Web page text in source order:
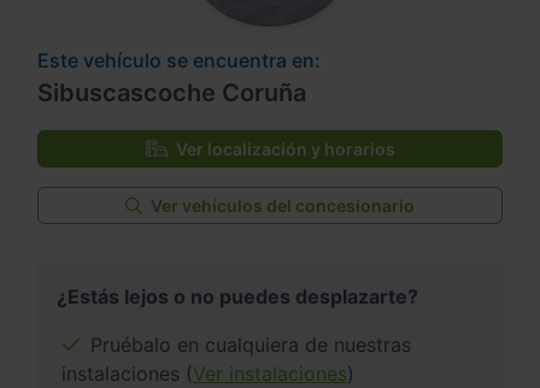
Este vehículo se encuentra en:
Sibuscascoche Coruña
Ver localización y horarios
Ver vehículos del concesionario
¿Estás lejos o no puedes desplazarte?
Pruébalo en cualquiera de nuestras
instalaciones (Ver instalaciones)